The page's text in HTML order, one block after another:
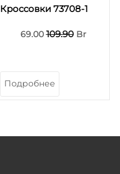
Кроссовки 73708-1
69.00109.90Br
Подробнее